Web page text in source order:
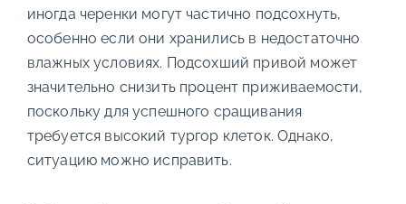
иногда черенки могут частично подсохнуть,
особенно если они хранились в недостаточно
влажных условиях. Подсохший привой может
значительно снизить процент приживаемости,
поскольку для успешного сращивания
требуется высокий тургор клеток. Однако,
ситуацию можно исправить.